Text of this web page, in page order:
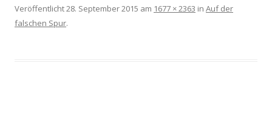
Veröffentlicht28. September 2015 am 1677 × 2363 in Auf der
falschen Spur.